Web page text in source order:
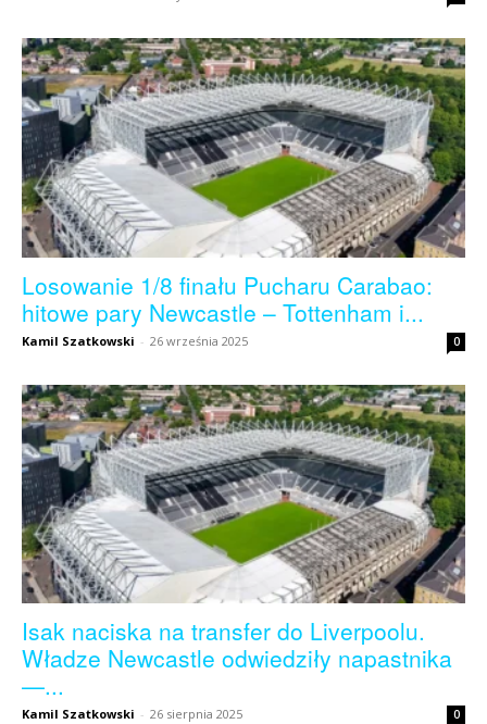
skład)
Newcastle.pl
Losowanie 1/8 finału Pucharu Carabao:
hitowe pary Newcastle – Tottenham i...
Kamil Szatkowski - 26 września 2025 0
Isak naciska na transfer do Liverpoolu.
Władze Newcastle odwiedziły napastnika
—...
Kamil Szatkowski - 26 sierpnia 2025 0